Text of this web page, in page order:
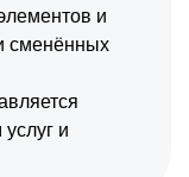
и
сменённых
и